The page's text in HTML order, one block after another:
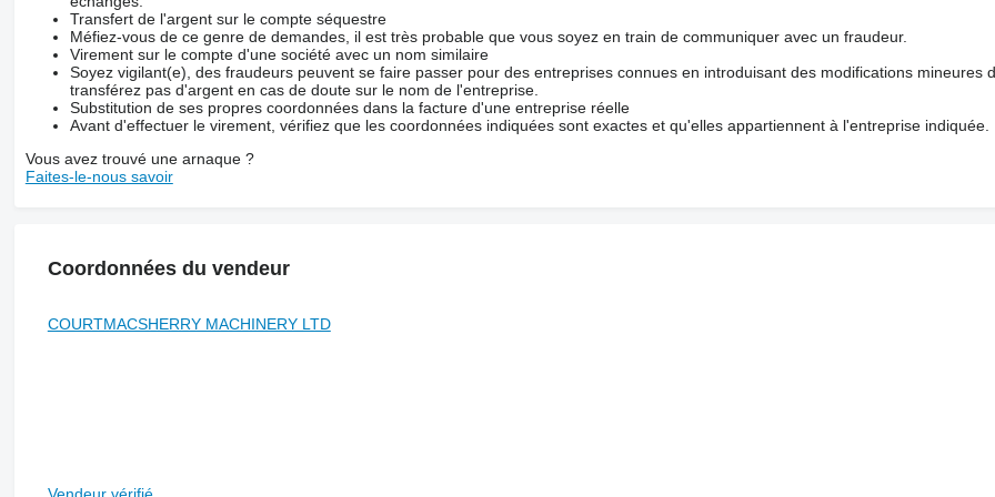
Transfert de l'argent sur le compte séquestre
Méfiez-vous de ce genre de demandes, il est très probable que vous soyez en train de communiquer avec un fraudeur.
Virement sur le compte d'une société avec un nom similaire
Soyez vigilant(e), des fraudeurs peuvent se faire passer pour des entreprises connues en introduisant des modifications mineures
transférez pas d'argent en cas de doute sur le nom de l'entreprise.
Substitution de ses propres coordonnées dans la facture d'une entreprise réelle
Avant d'effectuer le virement, vérifiez que les coordonnées indiquées sont exactes et qu'elles appartiennent à l'entreprise indiquée.
Vous avez trouvé une arnaque ?
Faites-le-nous savoir
Coordonnées du vendeur
COURTMACSHERRY MACHINERY LTD
Vendeur vérifié